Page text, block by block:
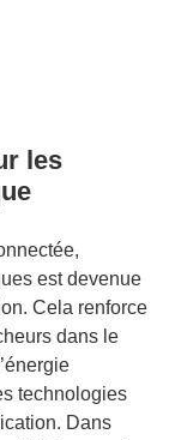
les
est devenue
Cela renforce
dans le
technologies
Dans